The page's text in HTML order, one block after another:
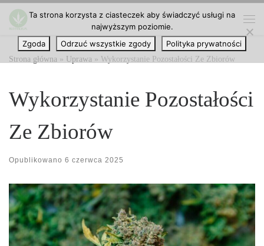
Przejdź do treści
Strona główna » Uprawa » Wykorzystanie Pozostałości Ze Zbiorów
Wykorzystanie Pozostałości
Ze Zbiorów
Opublikowano 6 czerwca 2025
Ta strona korzysta z ciasteczek aby świadczyć usługi na
najwyższym poziomie.
Zgoda
Odrzuć wszystkie zgody Polityka prywatności